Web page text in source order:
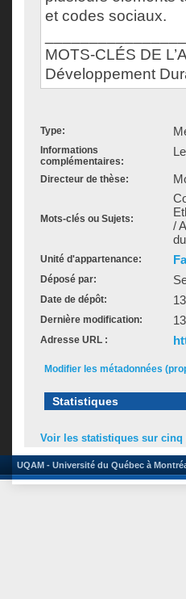
et codes sociaux.
MOTS-CLÉS DE
Développement
Type:
Informations
complémentaires:
Directeur de thèse:
Mots-clés ou Sujets:
/
Unité d'appartenance:
Déposé par:
Date de dépôt:
Dernière modification:
Adresse URL :
Modifier les métadonnées
Statistiques
Voir les statistiques sur cinq
UQAM - Université du Québec à